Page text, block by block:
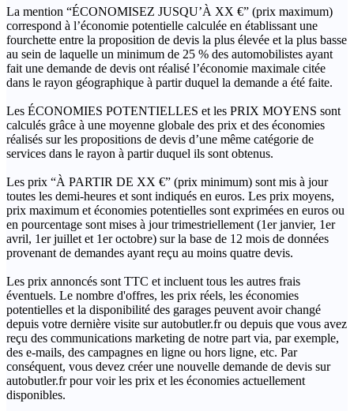
La mention “ÉCONOMISEZ JUSQU’À XX €” (prix maximum)
correspond à l’économie potentielle calculée en établissant une
fourchette entre la proposition de devis la plus élevée et la plus basse
au sein de laquelle un minimum de 25 % des automobilistes ayant
fait une demande de devis ont réalisé l’économie maximale citée
dans le rayon géographique à partir duquel la demande a été faite.
Les ÉCONOMIES POTENTIELLES et les PRIX MOYENS sont
calculés grâce à une moyenne globale des prix et des économies
réalisés sur les propositions de devis d’une même catégorie de
services dans le rayon à partir duquel ils sont obtenus.
Les prix “À PARTIR DE XX €” (prix minimum) sont mis à jour
toutes les demi-heures et sont indiqués en euros. Les prix moyens,
prix maximum et économies potentielles sont exprimées en euros ou
en pourcentage sont mises à jour trimestriellement (1er janvier, 1er
avril, 1er juillet et 1er octobre) sur la base de 12 mois de données
provenant de demandes ayant reçu au moins quatre devis.
Les prix annoncés sont TTC et incluent tous les autres frais
éventuels. Le nombre d'offres, les prix réels, les économies
potentielles et la disponibilité des garages peuvent avoir changé
depuis votre dernière visite sur autobutler.fr ou depuis que vous avez
reçu des communications marketing de notre part via, par exemple,
des e-mails, des campagnes en ligne ou hors ligne, etc. Par
conséquent, vous devez créer une nouvelle demande de devis sur
autobutler.fr pour voir les prix et les économies actuellement
disponibles.